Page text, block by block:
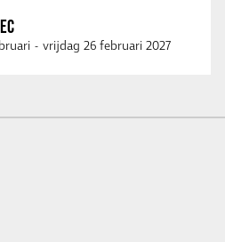
- vrijdag 26 februari 2027